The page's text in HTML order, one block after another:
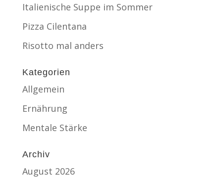
Italienische Suppe im Sommer
Pizza Cilentana
Risotto mal anders
Kategorien
Allgemein
Ernährung
Mentale Stärke
Archiv
August 2026